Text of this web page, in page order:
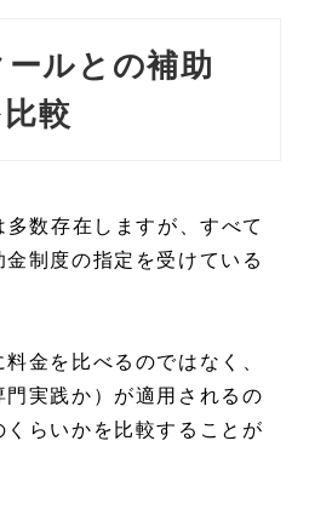
ルとの補助
較
数存在しますが、すべて
制度の指定を受けている
金を比べるのではなく、
実践か）が適用されるの
らいかを比較することが